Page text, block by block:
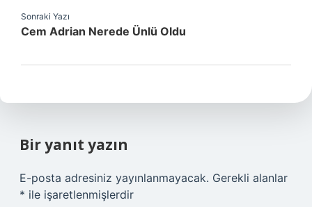
Sonraki Yazı
Cem Adrian Nerede Ünlü Oldu
Bir yanıt yazın
E-posta adresiniz yayınlanmayacak. Gerekli alanlar
* ile işaretlenmişlerdir